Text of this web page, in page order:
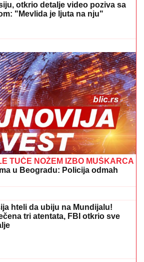
VIŠE OD SVOG"Bojana
posebnim razlogom, emocije je
je 10 godina"
SE DA SE RAZVODEOvako
sin i snaja ponašaju kad ih
ne gleda, Minja objavila
sa suprugom, jedan detalj
otkriva u kakvom su braku
NA OPERACIJU ZATEZANJA
"To mi je jedna od najboljih